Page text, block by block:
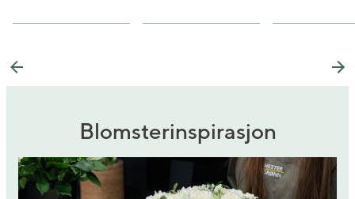
Previous
Blomsterinspirasjon